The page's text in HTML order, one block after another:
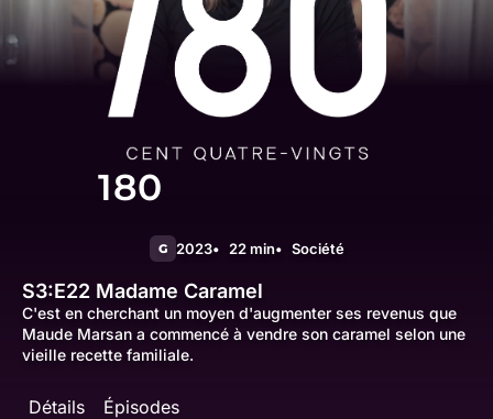
180
G 2023 22 min Société
S3:E22 Madame Caramel
C'est en cherchant un moyen d'augmenter ses revenus que
Maude Marsan a commencé à vendre son caramel selon une
vieille recette familiale.
Détails Épisodes